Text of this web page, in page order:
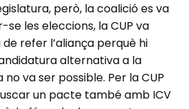
però, la coalició es va
les eleccions, la CUP va
refer l’aliança perquè hi
alternativa a la
va ser possible. Per la CUP
un pacte també amb ICV